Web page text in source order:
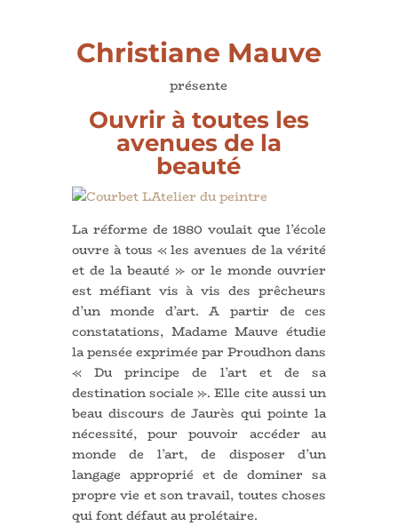
Christiane Mauve
présente
Ouvrir à toutes les
avenues de la
beauté
La réforme de 1880 voulait que l’école
ouvre à tous « les avenues de la vérité
et de la beauté » or le monde ouvrier
est méfiant vis à vis des prêcheurs
d’un monde d’art. A partir de ces
constatations, Madame Mauve étudie
la pensée exprimée par Proudhon dans
« Du principe de l’art et de sa
destination sociale ». Elle cite aussi un
beau discours de Jaurès qui pointe la
nécessité, pour pouvoir accéder au
monde de l’art, de disposer d’un
langage approprié et de dominer sa
propre vie et son travail, toutes choses
qui font défaut au prolétaire.